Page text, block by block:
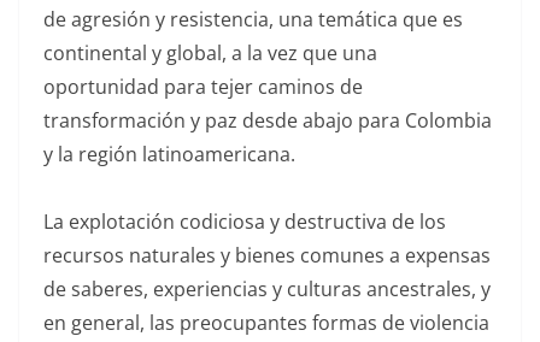
de agresión y resistencia, una temática que es
continental y global, a la vez que una
oportunidad para tejer caminos de
transformación y paz desde abajo para Colombia
y la región latinoamericana.
La explotación codiciosa y destructiva de los
recursos naturales y bienes comunes a expensas
de saberes, experiencias y culturas ancestrales, y
en general, las preocupantes formas de violencia